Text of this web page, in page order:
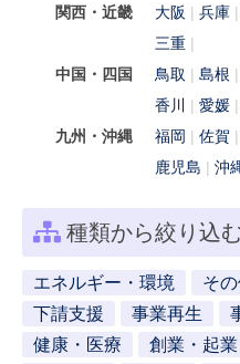
関西・近畿
大阪 兵庫
三重
中国・四国
鳥取 島根
香川
愛媛
九州・沖縄
福岡 佐賀
鹿児島
沖
種類から絞り込
エネルギー・環境 そ
下請支援
事業再生
健康・医療
創業・起業